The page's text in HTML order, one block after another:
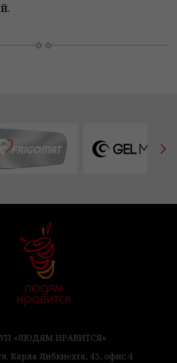
«ЛЮДЯМ НРАВИТСЯ»
Карла Либкнехта, 45, офис 4